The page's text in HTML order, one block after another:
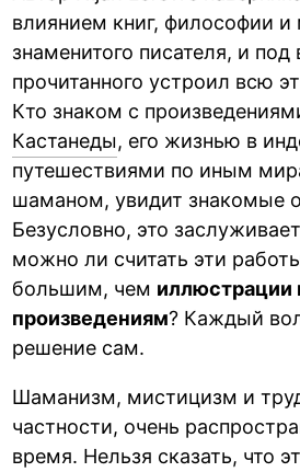
влиянием книг, философии и
знаменитого писателя, и под
прочитанного устроил всю
Кто знаком с
Кастанеды, его жизнью в
путешествиями по иным
шаманом, увидит знакомые
Безусловно, это
можно ли считать эти
большим, чем иллюстрации
произведениям? Каждый
решение сам.
Шаманизм, мистицизм и
частности, очень
время. Нельзя сказать, что